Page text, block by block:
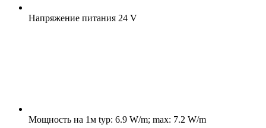
Напряжение питания 24 V
Мощность на 1м typ: 6.9 W/m; max: 7.2 W/m